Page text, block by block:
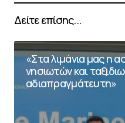
Δείτε επίσης...
«Στα λιμάνια μας η
νησιωτών και
αδιαπραγμάτευτη»